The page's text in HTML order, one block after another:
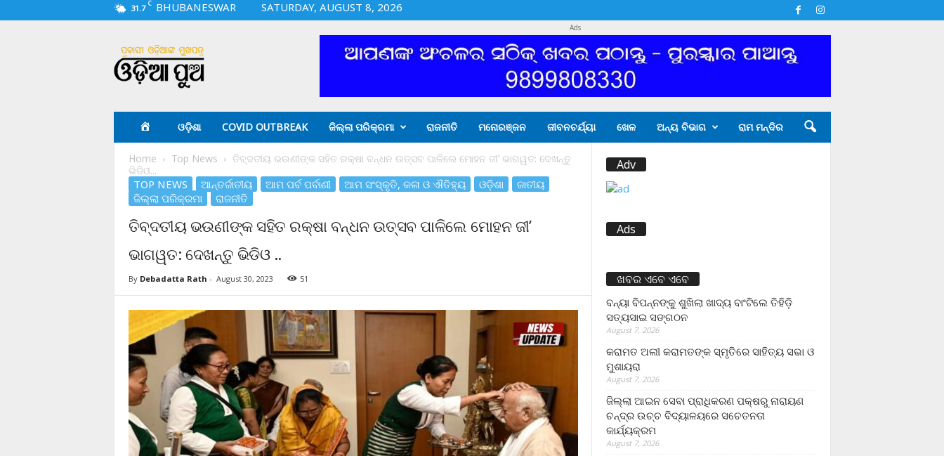
31.7 C BHUBANESWAR
SATURDAY, AUGUST 8, 2026
i
a
Ads
ଓଡ଼ିଶା COVID OUTBREAK ଜିଲ୍ଲା ପରିକ୍ରମା ରାଜନୀତି ମନୋରଞ୍ଜନ ଜୀବନଚର୍ଯ୍ୟା ଖେଳ ଅନ୍ୟ ବିଭାଗ ରାମ ମନ୍ଦିର
Home Top News
ତିବ୍ଦତୀୟ ଭଉଣୀଙ୍କ ସହିତ ରକ୍ଷା ବନ୍ଧନ ଉତ୍ସବ ପାଳିଲେ ମୋହନ ଜୀ’ ଭାଗୱତ: ଦେଖନ୍ତୁ
ଭିଡିଓ...
TOP NEWS ଆନ୍ତର୍ଜାତୀୟ ଆମ ପର୍ବ ପର୍ବାଣୀ ଆମ ସଂସ୍କୃତି, କଳା ଓ ଐତିହ୍ୟ ଓଡ଼ିଶା
ଜାତୀୟ
ଜିଲ୍ଲା ପରିକ୍ରମା
ରାଜନୀତି
ତିବ୍ଦତୀୟ ଭଉଣୀଙ୍କ ସହିତ ରକ୍ଷା ବନ୍ଧନ ଉତ୍ସବ ପାଳିଲେ ମୋହନ ଜୀ’
ଭାଗୱତ: ଦେଖନ୍ତୁ ଭିଡିଓ ..
By Debadatta Rath - August 30, 2023 51
Adv
Ads
ଖବର ଏବେ ଏବେ
ବନ୍ୟା ବିପନ୍ନଙ୍କୁ ଶୁଖିଲା ଖାଦ୍ୟ ବାଂଟିଲେ ତିହିଡି଼
ସତ୍ୟସାଇ ସଙ୍ଗଠନ
August 7, 2026
କରାମତ ଅଲୀ କରାମତଙ୍କ ସ୍ମୃତିରେ ସାହିତ୍ୟ ସଭା ଓ
ମୁଶାୟରା
August 7, 2026
ଜିଲ୍ଲା ଆଇନ ସେବା ପ୍ରାଧିକରଣ ପକ୍ଷରୁ ନାରାୟଣ
ଚନ୍ଦ୍ର ଉଚ୍ଚ ବିଦ୍ୟାଳୟରେ ସଚେତନତା
କାର୍ଯ୍ୟକ୍ରମ
August 7, 2026